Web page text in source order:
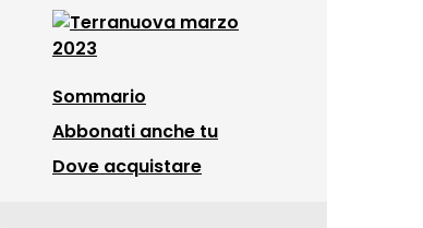
Sommario
Abbonati anche tu
Dove acquistare